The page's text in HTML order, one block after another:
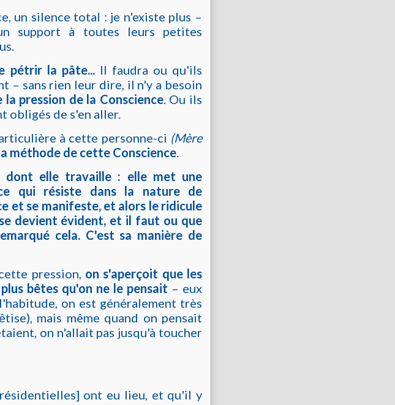
un silence total : je n'existe plus –
support à toutes leurs petites
pétrir la pâte... Il faudra ou qu'ils
– sans rien leur dire, il n'y a besoin
la pression de la Conscience. Ou ils
obligés de s'en aller.
à cette personne-ci (Mère
méthode de cette Conscience.
dont elle travaille : elle met une
qui résiste dans la nature de
et se manifeste, et alors le ridicule
devient évident, et il faut ou que
cela. C'est sa manière de
pression, on s'aperçoit que les
bêtes qu'on ne le pensait – eux
on est généralement très
mais même quand on pensait
on n'allait pas jusqu'à toucher
ont eu lieu, et qu'il y